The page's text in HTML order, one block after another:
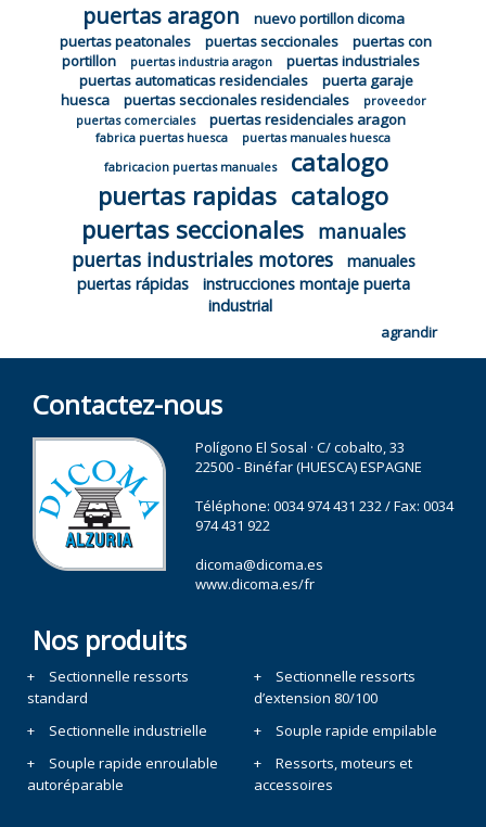
puertas aragon
nuevo portillon dicoma
puertas peatonales
puertas seccionales
puertas con
portillon
puertas industria aragon
puertas industriales
puertas automaticas residenciales
puerta garaje
huesca
puertas seccionales residenciales
proveedor
puertas comerciales
puertas residenciales aragon
fabrica puertas huesca
puertas manuales huesca
fabricacion puertas manuales
catalogo
puertas rapidas catalogo
puertas seccionales
manuales
puertas industriales motores
manuales
puertas rápidas
instrucciones montaje puerta
industrial
agrandir
Contactez-nous
Polígono El Sosal · C/ cobalto, 33
22500 - Binéfar (HUESCA) ESPAGNE
Téléphone: 0034 974 431 232/ Fax: 0034
974 431 922
dicoma@dicoma.es
www.dicoma.es/fr
Nos produits
Sectionnelle ressorts
standard
Sectionnelle ressorts
d’extension 80/100
Sectionnelle industrielle
Souple rapide empilable
Souple rapide enroulable
autoréparable
Ressorts, moteurs et
accessoires